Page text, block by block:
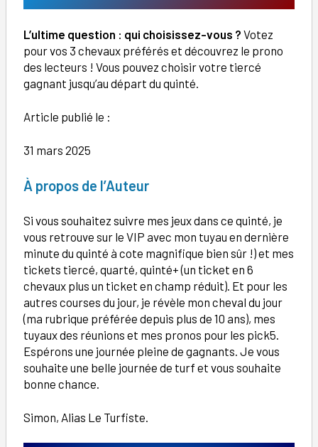
L’ultime question : qui choisissez-vous ? Votez
pour vos 3 chevaux préférés et découvrez le prono
des lecteurs ! Vous pouvez choisir votre tiercé
gagnant jusqu’au départ du quinté.
Article publié le :
31 mars 2025
À propos de l’Auteur
Si vous souhaitez suivre mes jeux dans ce quinté, je
vous retrouve sur le VIP avec mon tuyau en dernière
minute du quinté à cote magnifique bien sûr !) et mes
tickets tiercé, quarté, quinté+ (un ticket en 6
chevaux plus un ticket en champ réduit). Et pour les
autres courses du jour, je révèle mon cheval du jour
(ma rubrique préférée depuis plus de 10 ans), mes
tuyaux des réunions et mes pronos pour les pick5.
Espérons une journée pleine de gagnants. Je vous
souhaite une belle journée de turf et vous souhaite
bonne chance.
Simon, Alias Le Turfiste.